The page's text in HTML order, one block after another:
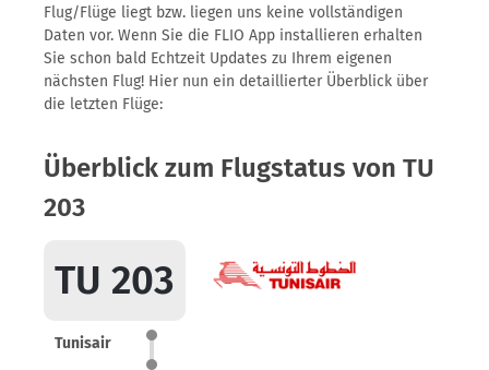
Flug/Flüge liegt bzw. liegen uns keine vollständigen
Daten vor. Wenn Sie die FLIO App installieren erhalten
Sie schon bald Echtzeit Updates zu Ihrem eigenen
nächsten Flug! Hier nun ein detaillierter Überblick über
die letzten Flüge:
Überblick zum Flugstatus von TU
203
TU 203
Tunisair